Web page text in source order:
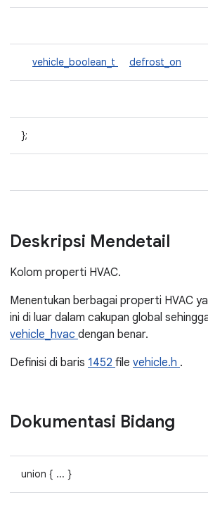
vehicle_boolean_t defrost_on
};
Deskripsi Mendetail
Kolom properti HVAC.
Menentukan berbagai properti HVAC
ini di luar dalam cakupan global
vehicle_hvac dengan benar.
Definisi di baris 1452 file vehicle.h .
Dokumentasi Bidang
union { ... }